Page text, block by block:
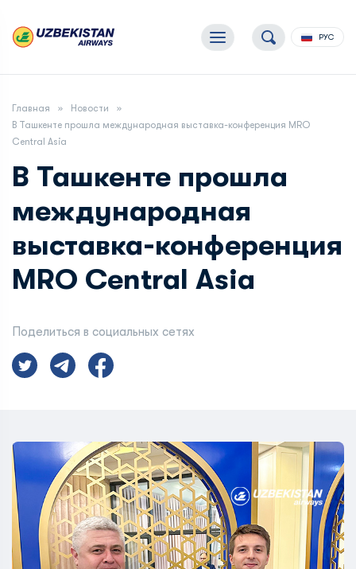
РУС
Главная
Новости
В Ташкенте прошла международная выставка-конференция MRO
Central Asia
В Ташкенте прошла
международная
выставка-конференция
MRO Central Asia
Поделиться в социальных сетях